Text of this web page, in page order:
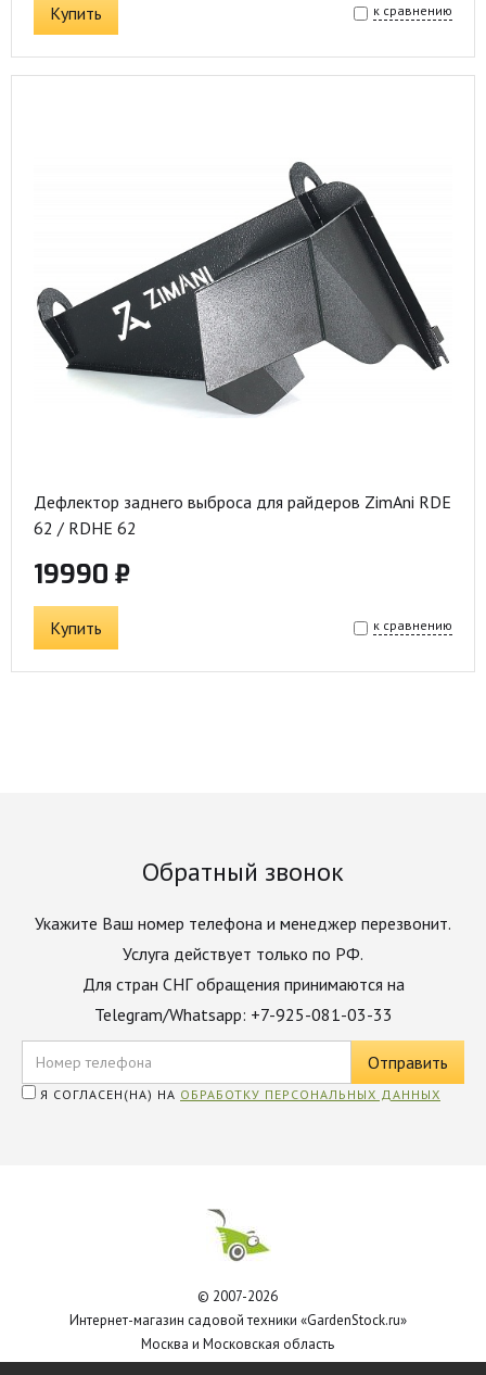
Купить к сравнению
Дефлектор заднего выброса для райдеров ZimAni RDE
62 / RDHE 62
19990 ₽
Купить к сравнению
Обратный звонок
Укажите Ваш номер телефона и менеджер перезвонит.
Услуга действует только по РФ.
Для стран СНГ обращения принимаются на
Telegram/Whatsapp: +7-925-081-03-33
Я СОГЛАСЕН(НА) НА ОБРАБОТКУ ПЕРСОНАЛЬНЫХ ДАННЫХ
© 2007-2026
Интернет-магазин садовой техники «GardenStock.ru»
Москва и Московская область